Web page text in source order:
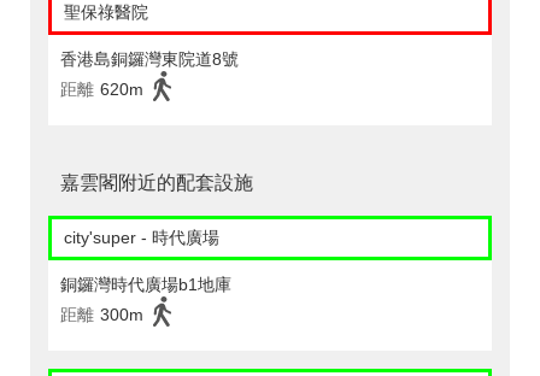
聖保祿醫院
香港島銅鑼灣東院道8號
距離 620m
嘉雲閣附近的配套設施
city'super - 時代廣場
銅鑼灣時代廣場b1地庫
距離 300m